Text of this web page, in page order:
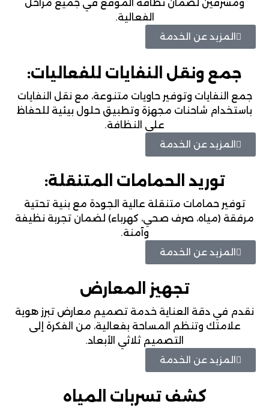
ومشرفين لضمان نظافة الموقع في جميع مراحل
الفعالية.
المزيد عن الخدمة
جمع ونقل النفايات للفعاليات:
جمع النفايات وتوفير حاويات متنوعة، مع نقل النفايات
باستخدام شاحنات مجهزة وتطبيق حلول بيئية للحفاظ
على النظافة.
المزيد عن الخدمة
توريد الحمامات المتنقلة:
توفير حمامات متنقلة عالية الجودة مع بنية تحتية
مرفقة (مياه، صرف صحي، كهرباء) لضمان تجربة نظيفة
وآمنة.
المزيد عن الخدمة
تجهيز المعارض
نقدم في دقة العناية خدمة تصميم معارض تبرز هوية
علامتك وتنظم المساحة بفعالية، من الفكرة إلى
التصميم ثلاثي الأبعاد.
المزيد عن الخدمة
كشف تسربات المياه